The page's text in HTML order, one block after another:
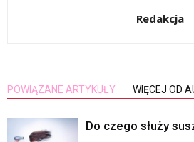
Redakcja
POWIĄZANE ARTYKUŁY WIĘCEJ OD
Do czego służy